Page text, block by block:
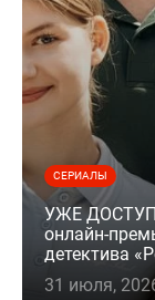
СЕРИАЛЫ
УЖЕ
онлайн-
детектива
31 июля,